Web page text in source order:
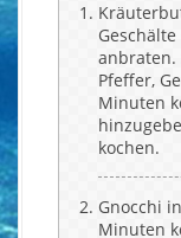
anbraten.
Pfeffer,
Minuten
kochen.
Gnocchi
Minuten